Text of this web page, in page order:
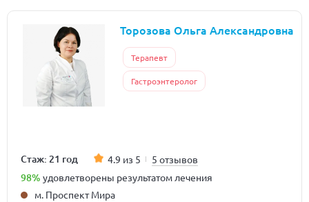
Торозова Ольга Александровна
Терапевт
Гастроэнтеролог
Стаж: 21 год 4.9 из 5 5 отзывов
98% удовлетворены результатом лечения
м. Проспект Мира